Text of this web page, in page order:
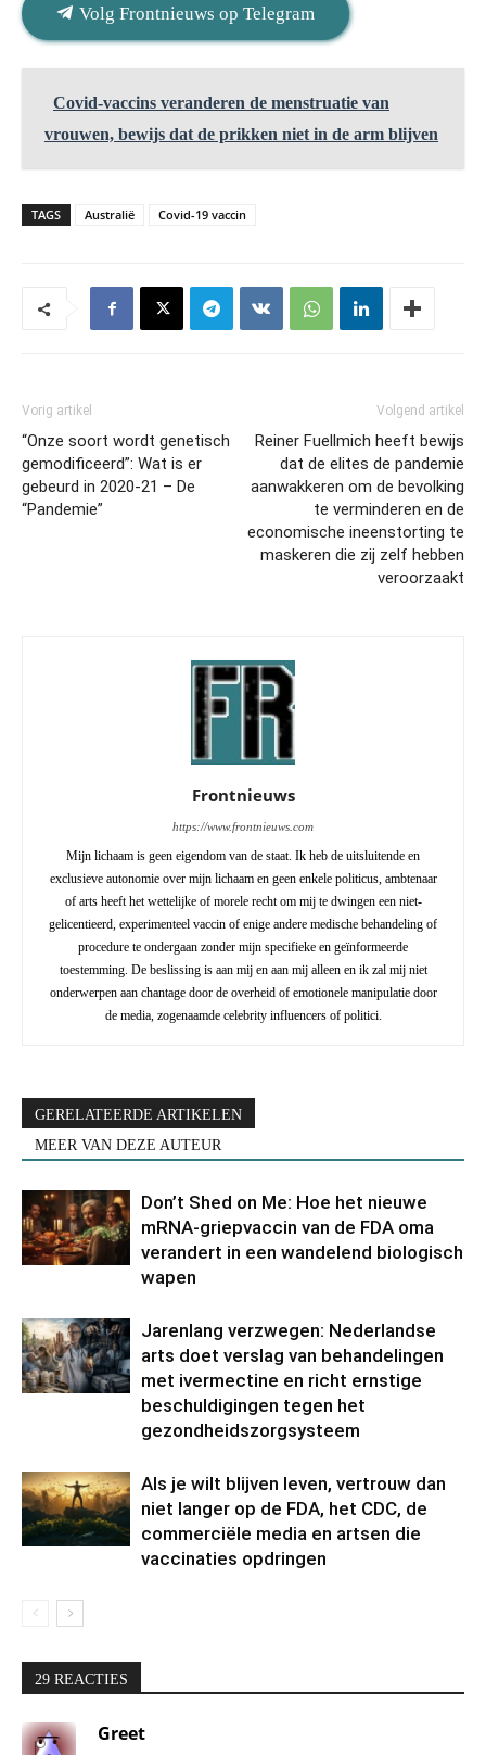
Volg Frontnieuws op Telegram
Covid-vaccins veranderen de menstruatie van
vrouwen, bewijs dat de prikken niet in de arm blijven
TAGS Australië Covid-19 vaccin
Vorig artikel
“Onze soort wordt genetisch
gemodificeerd”: Wat is er
gebeurd in 2020-21 – De
“Pandemie”
Volgend artikel
Reiner Fuellmich heeft bewijs
dat de elites de pandemie
aanwakkeren om de bevolking
te verminderen en de
economische ineenstorting te
maskeren die zij zelf hebben
veroorzaakt
Frontnieuws
https://www.frontnieuws.com
Mijn lichaam is geen eigendom van de staat. Ik heb de uitsluitende en
exclusieve autonomie over mijn lichaam en geen enkele politicus, ambtenaar
of arts heeft het wettelijke of morele recht om mij te dwingen een niet-
gelicentieerd, experimenteel vaccin of enige andere medische behandeling of
procedure te ondergaan zonder mijn specifieke en geïnformeerde
toestemming. De beslissing is aan mij en aan mij alleen en ik zal mij niet
onderwerpen aan chantage door de overheid of emotionele manipulatie door
de media, zogenaamde celebrity influencers of politici.
GERELATEERDE ARTIKELEN
MEER VAN DEZE AUTEUR
Don’t Shed on Me: Hoe het nieuwe
mRNA-griepvaccin van de FDA oma
verandert in een wandelend biologisch
wapen
Jarenlang verzwegen: Nederlandse
arts doet verslag van behandelingen
met ivermectine en richt ernstige
beschuldigingen tegen het
gezondheidszorgsysteem
Als je wilt blijven leven, vertrouw dan
niet langer op de FDA, het CDC, de
commerciële media en artsen die
vaccinaties opdringen
29 REACTIES
Greet